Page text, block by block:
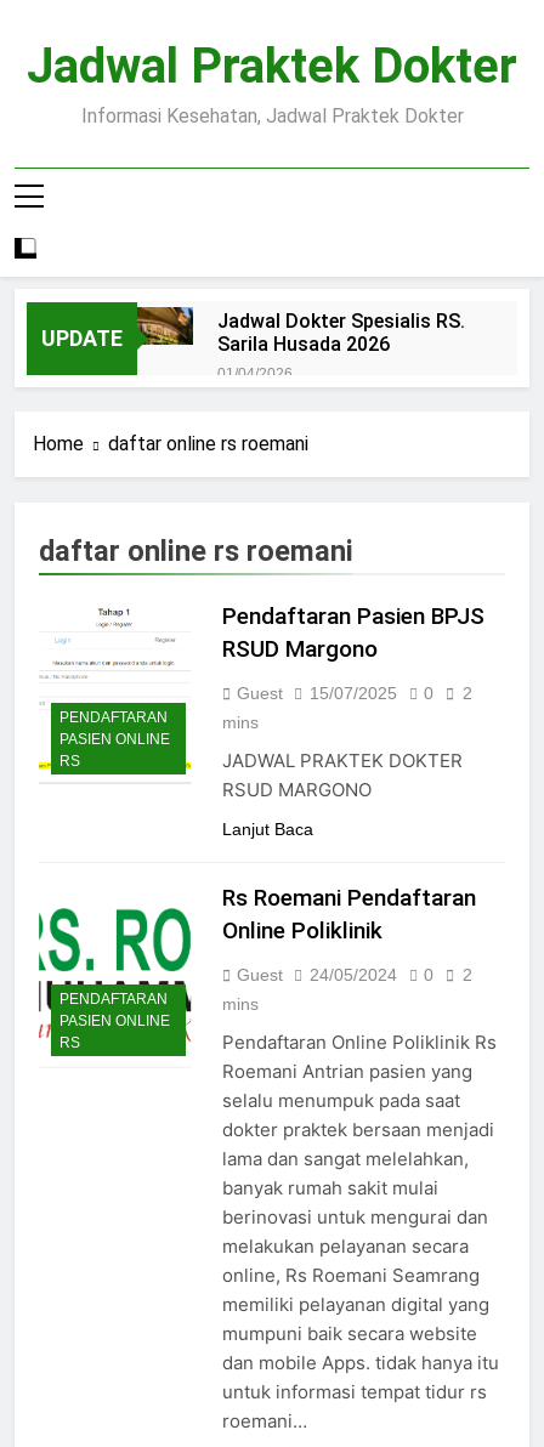
content
Jadwal Praktek Dokter
Informasi Kesehatan, Jadwal Praktek Dokter
UPDATE
Jadwal Dokter Spesialis RS.
Sarila Husada 2026
01/04/2026
15/07/2025
Pendaftaran Pasien BPJS
Jadwal Dokter RS PKU Solo:
15/07/2025
Jadwal Praktek Dokter RS
Maguan Husada Wonogiri
15/07/2025
Daftar online rs sarila
Jadwal Dokter RS. Puri Asih
Salatiga 2025
Hati Wonogiri
15/07/2025
RSUD Bung Karno
24/05/2024
Pendaftaran Pasien BPJS
RSUD Banyumas
24/05/2024
Home daftar online rs roemani
daftar online rs roemani
PENDAFTARAN
PASIEN ONLINE
RS
Pendaftaran Pasien BPJS
RSUD Margono
Guest 15/07/2025 0
2
mins
JADWAL PRAKTEK DOKTER
RSUD MARGONO
Lanjut Baca
PENDAFTARAN
PASIEN ONLINE
RS
Rs Roemani Pendaftaran
Online Poliklinik
Guest 24/05/2024 0
2
mins
Pendaftaran Online Poliklinik Rs
Roemani Antrian pasien yang
selalu menumpuk pada saat
dokter praktek bersaan menjadi
lama dan sangat melelahkan,
banyak rumah sakit mulai
berinovasi untuk mengurai dan
melakukan pelayanan secara
online, Rs Roemani Seamrang
memiliki pelayanan digital yang
mumpuni baik secara website
dan mobile Apps. tidak hanya itu
untuk informasi tempat tidur rs
roemani…